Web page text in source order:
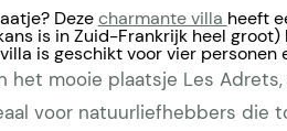
Dezecharmante villa heeft
is in Zuid-Frankrijk heel
is geschikt voor vier
het mooie plaatsje Les
voor natuurliefhebbers die